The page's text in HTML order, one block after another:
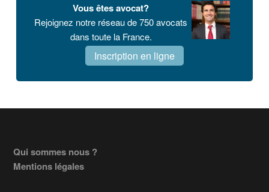
Vous êtes avocat?
Rejoignez notre réseau de 750 avocats
dans toute la France.
Inscription en ligne
Footer
Qui sommes nous ?
Mentions légales